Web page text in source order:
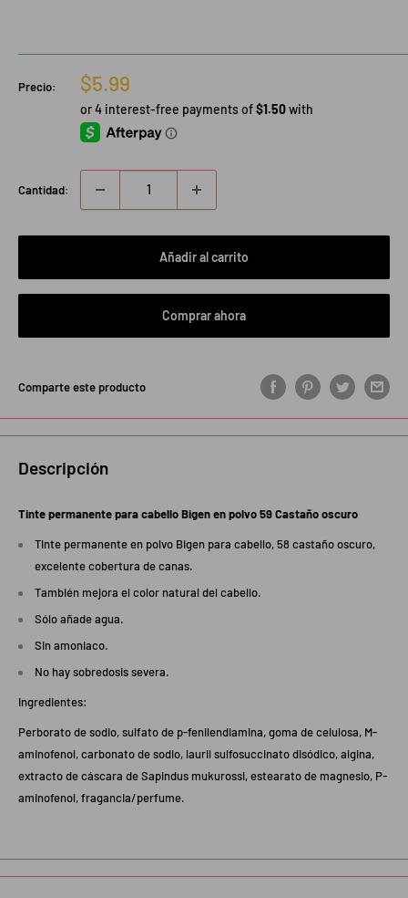
Precio:
Precio
de
venta
$5.99
Cantidad:
Añadir al carrito
Comprar ahora
Comparte este producto
Descripción
Tinte permanente para cabello Bigen en polvo 59 Castaño oscuro
Tinte permanente en polvo Bigen para cabello, 58 castaño oscuro,
excelente cobertura de canas.
También mejora el color natural del cabello.
Sólo añade agua.
Sin amoniaco.
No hay sobredosis severa.
Ingredientes:
Perborato de sodio, sulfato de p-fenilendiamina, goma de celulosa, M-
aminofenol, carbonato de sodio, lauril sulfosuccinato disódico, algina,
extracto de cáscara de Sapindus mukurossi, estearato de magnesio, P-
aminofenol, fragancia/perfume.